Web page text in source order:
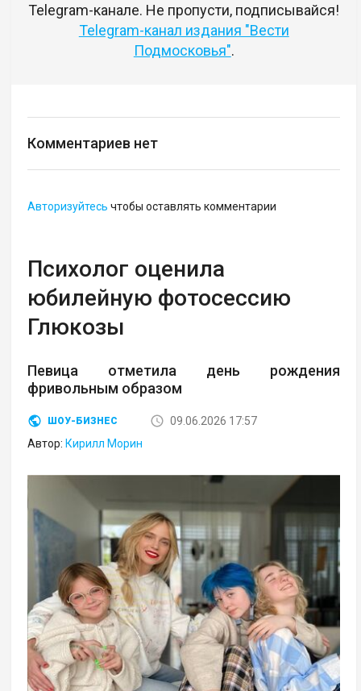
Telegram-канале. Не пропусти, подписывайся!
Telegram-канал издания "Вести
Подмосковья".
Комментариев нет
Авторизуйтесь чтобы оставлять комментарии
Психолог оценила
юбилейную фотосессию
Глюкозы
Певица отметила день рождения
фривольным образом
ШОУ-БИЗНЕС
09.06.2026 17:57
Автор: Кирилл Морин